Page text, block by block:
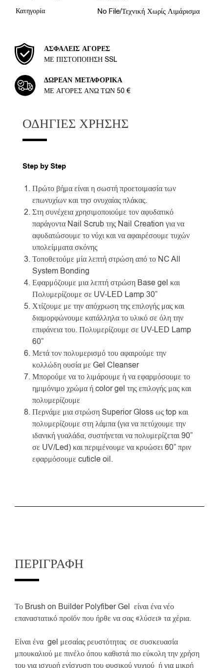
Κατηγορία No File/Τεχνική Χωρίς Λιμάρισμα
ΑΣΦΑΛΕΊΣ ΑΓΟΡΈΣ
ΜΕ ΠΙΣΤΟΠΟΊΗΣΗ SSL
ΔΩΡΕΆΝ ΜΕΤΑΦΟΡΙΚΆ
ΜΕ ΑΓΟΡΈΣ ΆΝΩ ΤΩΝ 50 €
ΟΔΗΓΊΕΣ ΧΡΉΣΗΣ
Step by Step
Πρώτο βήμα είναι η σωστή προετοιμασία των
επωνυχίων και τησ ονυχαίας πλάκας.
Στη συνέχεια χρησιμοποιούμε τον αφυδατικό
παράγοντα Nail Scrub της Nail Creation για να
αφυδατώσουμε το νύχι και να αφαιρέσουμε τυχών
υπολείμματα σκόνης
Τοποθετούμε μία λεπτή στρώση από το NC All
System Bonding
Εφαρμόζουμε μια λεπτή στρώση Base gel και
Πολυμερίζουμε σε UV-LED Lamp 30”
Χτίζουμε με την απόχρωση της επιλογής μας και
διαμορφώνουμε κατάλληλα το υλικό σε όλη την
επιφάνεια του. Πολυμερίζουμε σε UV-LED Lamp
60”
Μετά τον πολυμερισμό του αφαιρούμε την
κολλώδη ουσία με Gel Cleanser
Μπορούμε να το λιμάρουμε ή να εφαρμόσουμε το
ημιμόνιμο χρώμα ή color gel της επιλογής μας και
πολυμερίζουμε
Περνάμε μια στρώση Superior Gloss ως top και
πολυμερίζουμε στη λάμπα (για να πετύχουμε την
ιδανική γυαλάδα, συστήνεται να πολυμερίζεται 90”
σε UV/Led) και περιμένουμε να κρυώσει 60” πριν
εφαρμόσουμε cuticle oil.
ΠΕΡΙΓΡΑΦΉ
Το Brush on Builder Polyfiber Gel είναι ένα νέο
επαναστατικό προϊόν που ήρθε να σας «λύσει» τα χέρια.
Είναι ένα gel μεσαίας ρευστότητας σε συσκευασία
μπουκαλιού με πινέλο όπου καθιστά πιο εύκολη την χρήση
του για ισχυρή ενίσχυση του φυσικού νυχιού ή για μικρή